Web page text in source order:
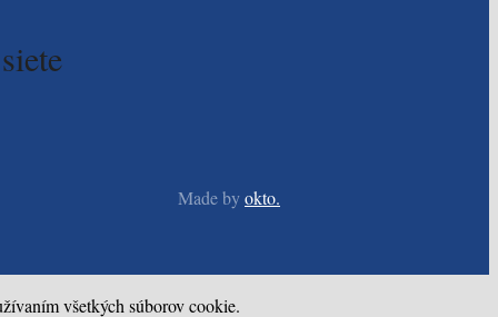
Made byokto.
všetkých súborov cookie.